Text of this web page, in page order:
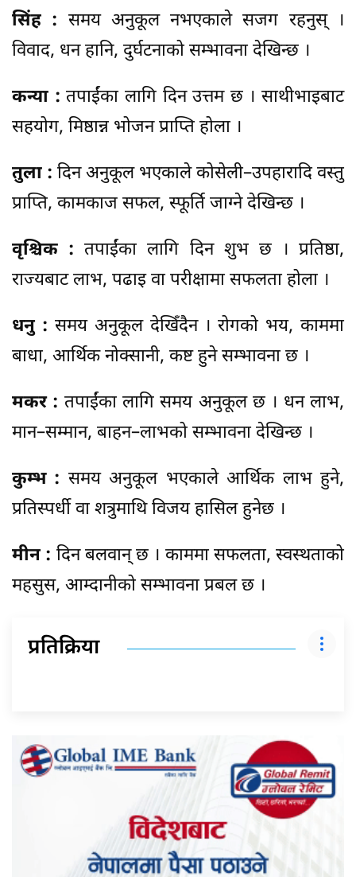
सिंह : समय अनुकूल नभएकाले सजग रहनुस् ।
विवाद, धन हानि, दुर्घटनाको सम्भावना देखिन्छ ।
कन्या :तपाईंका लागि दिन उत्तम छ । साथीभाइबाट
सहयोग, मिष्ठान्न भोजन प्राप्ति होला ।
तुला : दिन अनुकूल भएकाले कोसेली–उपहारादि वस्तु
प्राप्ति, कामकाज सफल, स्फूर्ति जाग्ने देखिन्छ ।
वृश्चिक :तपाईंका लागि दिन शुभ छ । प्रतिष्ठा,
राज्यबाट लाभ, पढाइ वा परीक्षामा सफलता होला ।
धनु : समय अनुकूल देखिँदैन । रोगको भय, काममा
बाधा, आर्थिक नोक्सानी, कष्ट हुने सम्भावना छ ।
मकर : तपाईंका लागि समय अनुकूल छ । धन लाभ,
मान–सम्मान, बाहन–लाभको सम्भावना देखिन्छ ।
कुम्भ : समय अनुकूल भएकाले आर्थिक लाभ हुने,
प्रतिस्पर्धी वा शत्रुमाथि विजय हासिल हुनेछ ।
मीन : दिन बलवान् छ । काममा सफलता, स्वस्थताको
महसुस, आम्दानीको सम्भावना प्रबल छ ।
प्रतिक्रिया